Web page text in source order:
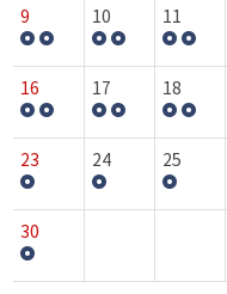
9 10 11
16 17 18
23 24 25
30